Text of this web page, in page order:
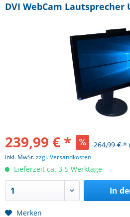
DVI WebCam Lautsprecher
239,99 € * 264,99 € *
inkl. MwSt.zzgl. Versandkosten
Lieferzeit ca. 3-5 Werktage
In
Merken